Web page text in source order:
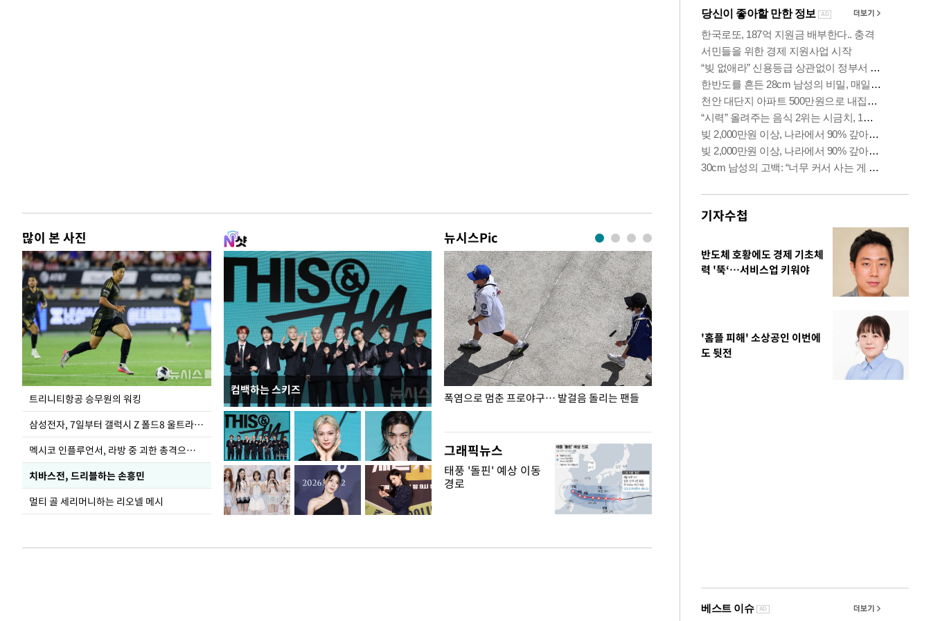
많이 본 사진
트리니티항공 승무원의 워킹
삼성전자, 7일부터 갤럭시 Z 폴드8 울트라·폴드8·플립8 출시
멕시코 인플루언서, 라방 중 괴한 총격으로 사망
치바스전, 드리블하는 손흥민
멀티 골 세리머니하는 리오넬 메시
컴백하는 스키즈
뉴시스Pic
입추 하루 앞둔 전남광주… 열화상 카메라에 담긴
폭염
폭염으로 멈춘 프로야구… 발걸음 돌리는 팬들
그래픽뉴스
태풍 '돌핀' 예상 이동
경로
기자수첩
반도체 호황에도 경제 기초체
력 '뚝‘…서비스업 키워야
'홈플 피해' 소상공인 이번에
도 뒷전